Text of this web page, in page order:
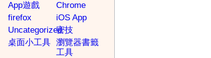
App遊戲
Chrome
firefox
iOS App
Uncategorized密技
桌面小工具 瀏覽器書籤
工具